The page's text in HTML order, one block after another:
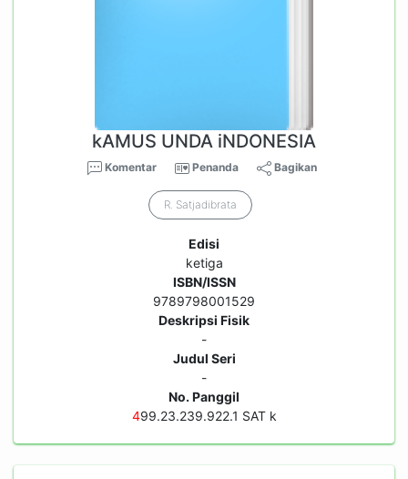
kAMUS UNDA iNDONESIA
Komentar Penanda Bagikan
R. Satjadibrata
Edisi
ketiga
ISBN/ISSN
9789798001529
Deskripsi Fisik
-
Judul Seri
-
No. Panggil
499.23.239.922.1 SAT k